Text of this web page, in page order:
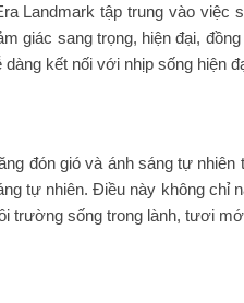
Landmark tập trung vào
giác sang trọng, hiện đại,
kết nối với nhịp sống hiện
đón gió và ánh sáng tự
tự nhiên. Điều này không
trường sống trong lành, tươi